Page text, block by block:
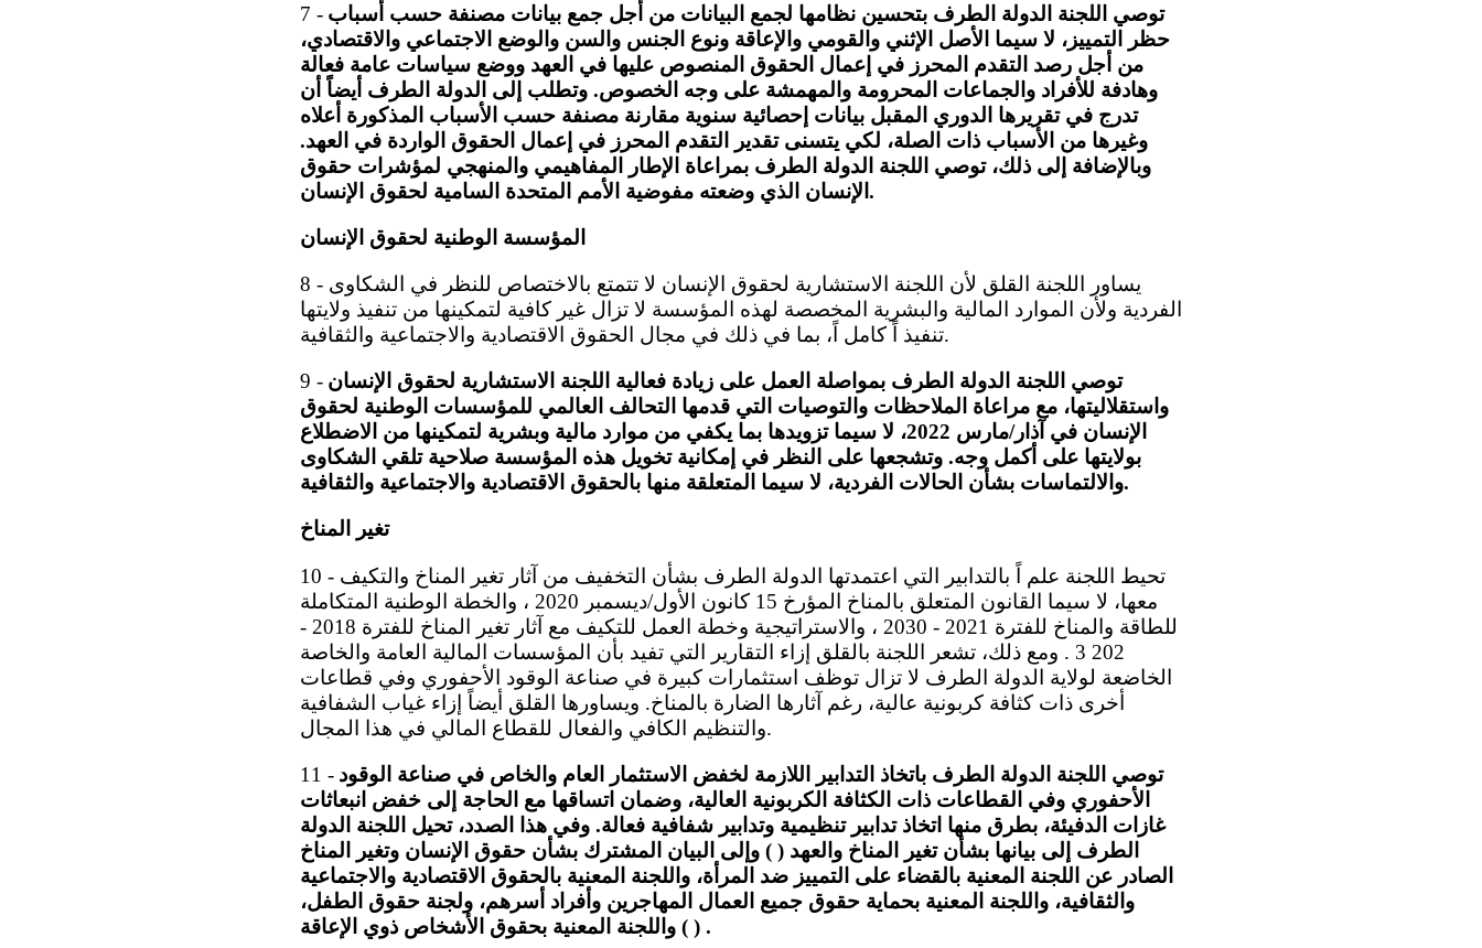
7 - توصي اللجنة الدولة الطرف بتحسين نظامها لجمع البيانات من أجل جمع بيانات مصنفة حسب أسباب
حظر التمييز، لا سيما الأصل الإثني والقومي والإعاقة ونوع الجنس والسن والوضع الاجتماعي والاقتصادي،
من أجل رصد التقدم المحرز في إعمال الحقوق المنصوص عليها في العهد ووضع سياسات عامة فعالة
وهادفة للأفراد والجماعات المحرومة والمهمشة على وجه الخصوص. وتطلب إلى الدولة الطرف أيضاً أن
تدرج في تقريرها الدوري المقبل بيانات إحصائية سنوية مقارنة مصنفة حسب الأسباب المذكورة أعلاه
وغيرها من الأسباب ذات الصلة، لكي يتسنى تقدير التقدم المحرز في إعمال الحقوق الواردة في العهد.
وبالإضافة إلى ذلك، توصي اللجنة الدولة الطرف بمراعاة الإطار المفاهيمي والمنهجي لمؤشرات حقوق
الإنسان الذي وضعته مفوضية الأمم المتحدة السامية لحقوق الإنسان.
المؤسسة الوطنية لحقوق الإنسان
8 - يساور اللجنة القلق لأن اللجنة الاستشارية لحقوق الإنسان لا تتمتع بالاختصاص للنظر في الشكاوى
الفردية ولأن الموارد المالية والبشرية المخصصة لهذه المؤسسة لا تزال غير كافية لتمكينها من تنفيذ ولايتها
تنفيذ اً كامل اً، بما في ذلك في مجال الحقوق الاقتصادية والاجتماعية والثقافية.
9 - توصي اللجنة الدولة الطرف بمواصلة العمل على زيادة فعالية اللجنة الاستشارية لحقوق الإنسان
واستقلاليتها، مع مراعاة الملاحظات والتوصيات التي قدمها التحالف العالمي للمؤسسات الوطنية لحقوق
الإنسان في آذار/مارس 2022، لا سيما تزويدها بما يكفي من موارد مالية وبشرية لتمكينها من الاضطلاع
بولايتها على أكمل وجه. وتشجعها على النظر في إمكانية تخويل هذه المؤسسة صلاحية تلقي الشكاوى
والالتماسات بشأن الحالات الفردية، لا سيما المتعلقة منها بالحقوق الاقتصادية والاجتماعية والثقافية.
تغير المناخ
10 - تحيط اللجنة علم اً بالتدابير التي اعتمدتها الدولة الطرف بشأن التخفيف من آثار تغير المناخ والتكيف
معها، لا سيما القانون المتعلق بالمناخ المؤرخ 15 كانون الأول/ديسمبر 2020 ، والخطة الوطنية المتكاملة
للطاقة والمناخ للفترة 2021 - 2030 ، والاستراتيجية وخطة العمل للتكيف مع آثار تغير المناخ للفترة 2018 -
202 3 . ومع ذلك، تشعر اللجنة بالقلق إزاء التقارير التي تفيد بأن المؤسسات المالية العامة والخاصة
الخاضعة لولاية الدولة الطرف لا تزال توظف استثمارات كبيرة في صناعة الوقود الأحفوري وفي قطاعات
أخرى ذات كثافة كربونية عالية، رغم آثارها الضارة بالمناخ. ويساورها القلق أيضاً إزاء غياب الشفافية
والتنظيم الكافي والفعال للقطاع المالي في هذا المجال.
11 - توصي اللجنة الدولة الطرف باتخاذ التدابير اللازمة لخفض الاستثمار العام والخاص في صناعة الوقود
الأحفوري وفي القطاعات ذات الكثافة الكربونية العالية، وضمان اتساقها مع الحاجة إلى خفض انبعاثات
غازات الدفيئة، بطرق منها اتخاذ تدابير تنظيمية وتدابير شفافية فعالة. وفي هذا الصدد، تحيل اللجنة الدولة
الطرف إلى بيانها بشأن تغير المناخ والعهد ( ) وإلى البيان المشترك بشأن حقوق الإنسان وتغير المناخ
الصادر عن اللجنة المعنية بالقضاء على التمييز ضد المرأة، واللجنة المعنية بالحقوق الاقتصادية والاجتماعية
والثقافية، واللجنة المعنية بحماية حقوق جميع العمال المهاجرين وأفراد أسرهم، ولجنة حقوق الطفل،
واللجنة المعنية بحقوق الأشخاص ذوي الإعاقة ( ) .